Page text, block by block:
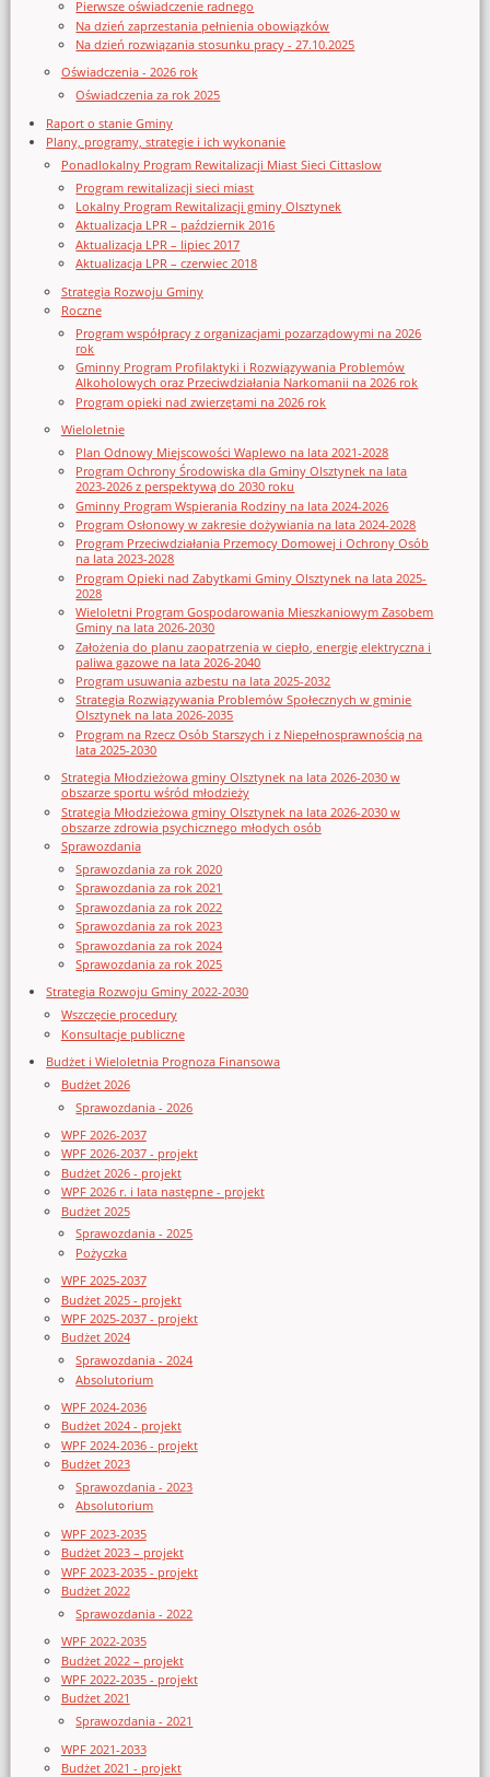
Pierwsze oświadczenie radnego
Na dzień zaprzestania pełnienia obowiązków
Na dzień rozwiązania stosunku pracy - 27.10.2025
Oświadczenia - 2026 rok
Oświadczenia za rok 2025
Raport o stanie Gminy
Plany, programy, strategie i ich wykonanie
Ponadlokalny Program Rewitalizacji Miast Sieci Cittaslow
Program rewitalizacji sieci miast
Lokalny Program Rewitalizacji gminy Olsztynek
Aktualizacja LPR – październik 2016
Aktualizacja LPR – lipiec 2017
Aktualizacja LPR – czerwiec 2018
Strategia Rozwoju Gminy
Roczne
Program współpracy z organizacjami pozarządowymi na 2026
rok
Gminny Program Profilaktyki i Rozwiązywania Problemów
Alkoholowych oraz Przeciwdziałania Narkomanii na 2026 rok
Program opieki nad zwierzętami na 2026 rok
Wieloletnie
Plan Odnowy Miejscowości Waplewo na lata 2021-2028
Program Ochrony Środowiska dla Gminy Olsztynek na lata
2023-2026 z perspektywą do 2030 roku
Gminny Program Wspierania Rodziny na lata 2024-2026
Program Osłonowy w zakresie dożywiania na lata 2024-2028
Program Przeciwdziałania Przemocy Domowej i Ochrony Osób
na lata 2023-2028
Program Opieki nad Zabytkami Gminy Olsztynek na lata 2025-
2028
Wieloletni Program Gospodarowania Mieszkaniowym Zasobem
Gminy na lata 2026-2030
Założenia do planu zaopatrzenia w ciepło, energię elektryczna i
paliwa gazowe na lata 2026-2040
Program usuwania azbestu na lata 2025-2032
Strategia Rozwiązywania Problemów Społecznych w gminie
Olsztynek na lata 2026-2035
Program na Rzecz Osób Starszych i z Niepełnosprawnością na
lata 2025-2030
Strategia Młodzieżowa gminy Olsztynek na lata 2026-2030 w
obszarze sportu wśród młodzieży
Strategia Młodzieżowa gminy Olsztynek na lata 2026-2030 w
obszarze zdrowia psychicznego młodych osób
Sprawozdania
Sprawozdania za rok 2020
Sprawozdania za rok 2021
Sprawozdania za rok 2022
Sprawozdania za rok 2023
Sprawozdania za rok 2024
Sprawozdania za rok 2025
Strategia Rozwoju Gminy 2022-2030
Wszczęcie procedury
Konsultacje publiczne
Budżet i Wieloletnia Prognoza Finansowa
Budżet 2026
Sprawozdania - 2026
WPF 2026-2037
WPF 2026-2037 - projekt
Budżet 2026 - projekt
WPF 2026 r. i lata następne - projekt
Budżet 2025
Sprawozdania - 2025
Pożyczka
WPF 2025-2037
Budżet 2025 - projekt
WPF 2025-2037 - projekt
Budżet 2024
Sprawozdania - 2024
Absolutorium
WPF 2024-2036
Budżet 2024 - projekt
WPF 2024-2036 - projekt
Budżet 2023
Sprawozdania - 2023
Absolutorium
WPF 2023-2035
Budżet 2023 – projekt
WPF 2023-2035 - projekt
Budżet 2022
Sprawozdania - 2022
WPF 2022-2035
Budżet 2022 – projekt
WPF 2022-2035 - projekt
Budżet 2021
Sprawozdania - 2021
WPF 2021-2033
Budżet 2021 - projekt